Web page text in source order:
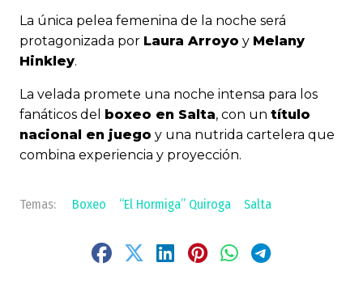
La única pelea femenina de la noche será
protagonizada por Laura Arroyo y Melany
Hinkley.
La velada promete una noche intensa para los
fanáticos del boxeo en Salta, con un título
nacional en juego y una nutrida cartelera que
combina experiencia y proyección.
Boxeo “El Hormiga” Quiroga Salta